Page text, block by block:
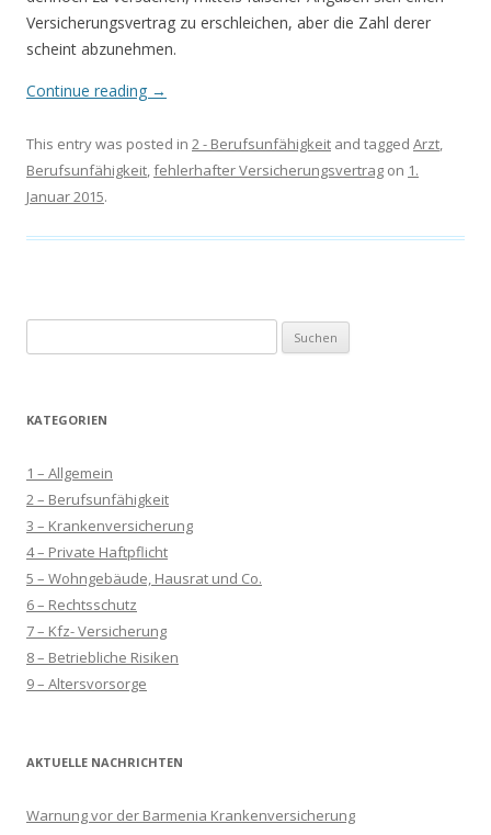
Versicherungsvertrag zu erschleichen, aber die Zahl derer
scheint abzunehmen.
Continue reading →
This entry was posted in 2 - Berufsunfähigkeit and tagged Arzt,
Berufsunfähigkeit,fehlerhafter Versicherungsvertrag on 1.
Januar 2015.
nach:
KATEGORIEN
1 – Allgemein
2 – Berufsunfähigkeit
3 – Krankenversicherung
4 – Private Haftpflicht
5 – Wohngebäude, Hausrat und Co.
6 – Rechtsschutz
7 – Kfz- Versicherung
8 – Betriebliche Risiken
9 – Altersvorsorge
AKTUELLE NACHRICHTEN
Warnung vor der Barmenia Krankenversicherung